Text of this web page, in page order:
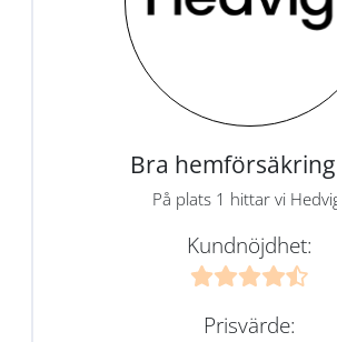
Bra
På plats 1 hittar vi
Kundnöjdhet:
Prisvärde: